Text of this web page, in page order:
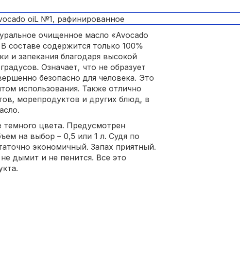
очищенное масло «Avocado
составе содержится только 100%
и запекания благодаря высокой
Означает, что не образует
безопасно для человека. Это
использования. Также отлично
морепродуктов и других блюд, в
темного цвета. Предусмотрен
на выбор – 0,5 или 1 л. Судя по
экономичный. Запах приятный.
дымит и не пенится. Все это